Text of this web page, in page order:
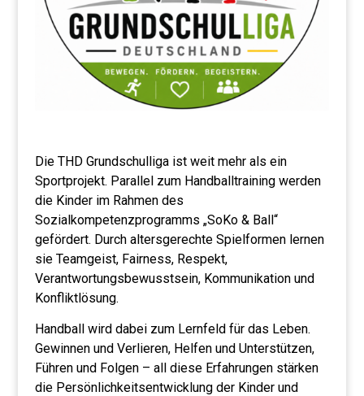
Die THD Grundschulliga ist weit mehr als ein
Sportprojekt. Parallel zum Handballtraining werden
die Kinder im Rahmen des
Sozialkompetenzprogramms „SoKo & Ball“
gefördert. Durch altersgerechte Spielformen lernen
sie Teamgeist, Fairness, Respekt,
Verantwortungsbewusstsein, Kommunikation und
Konfliktlösung.
Handball wird dabei zum Lernfeld für das Leben.
Gewinnen und Verlieren, Helfen und Unterstützen,
Führen und Folgen – all diese Erfahrungen stärken
die Persönlichkeitsentwicklung der Kinder und